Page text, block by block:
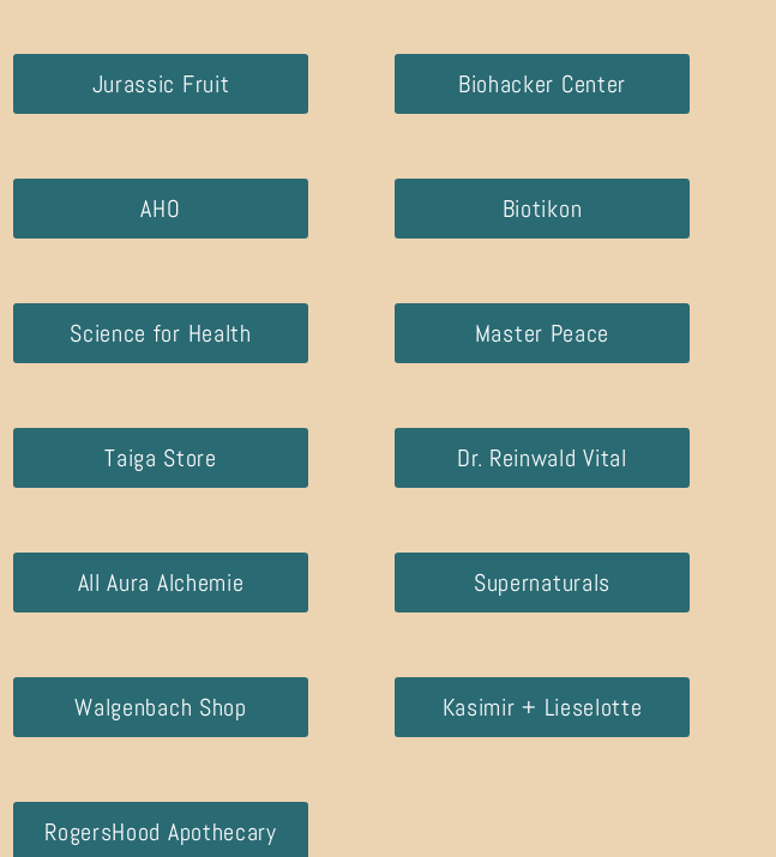
Jurassic Fruit Biohacker Center
AHO Biotikon
Science for Health Master Peace
Taiga Store Dr. Reinwald Vital
All Aura Alchemie Supernaturals
Walgenbach Shop Kasimir + Lieselotte
RogersHood Apothecary